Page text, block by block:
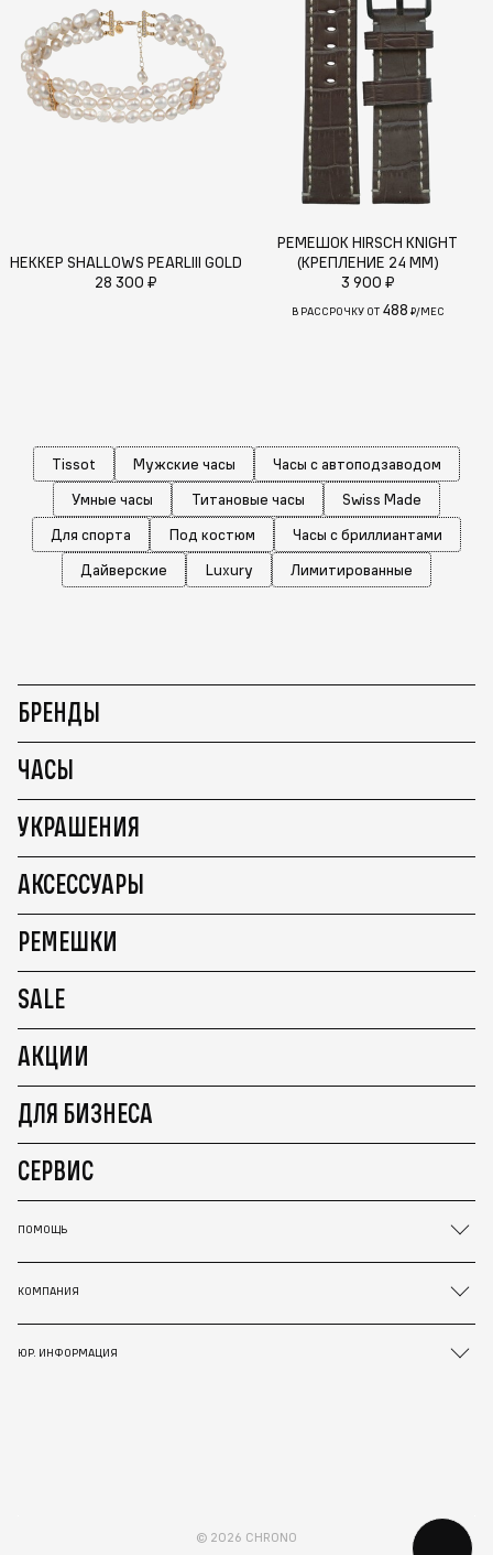
НЕККЕР SHALLOWS PEARLIII GOLD
28 300 ₽
РЕМЕШОК HIRSCH KNIGHT
(КРЕПЛЕНИЕ 24 ММ)
3 900 ₽
В РАССРОЧКУ ОТ 488 ₽/МЕС
Tissot Мужские часы
Часы с автоподзаводом
Умные часы
Титановые часы
Swiss Made
Для спорта
Под костюм
Часы с бриллиантами
Дайверские
Luxury Лимитированные
БРЕНДЫ
ЧАСЫ
УКРАШЕНИЯ
АКСЕССУАРЫ
РЕМЕШКИ
SALE
АКЦИИ
ДЛЯ БИЗНЕСА
СЕРВИС
ПОМОЩЬ
КОМПАНИЯ
ЮР. ИНФОРМАЦИЯ
© 2026 CHRONO